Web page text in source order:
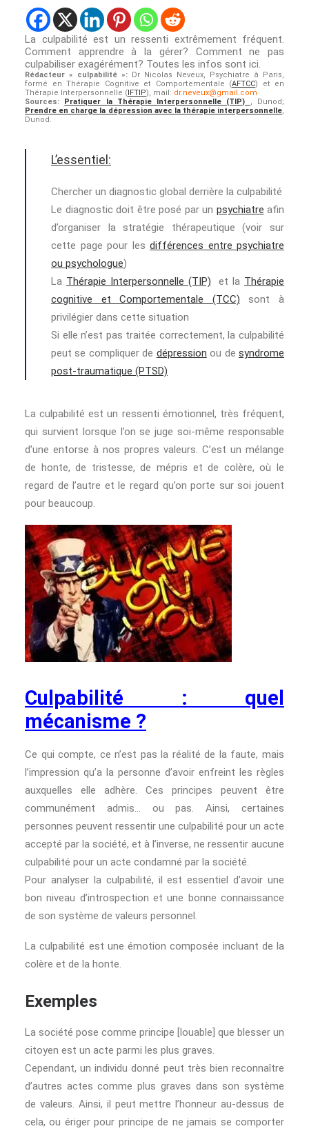
La culpabilité est un ressenti extrêmement fréquent.
Comment apprendre à la gérer? Comment ne pas
culpabiliser exagérément? Toutes les infos sont ici.
Rédacteur « culpabilité »: Dr Nicolas Neveux, Psychiatre à Paris,
formé en Thérapie Cognitive et Comportementale (AFTCC) et en
Thérapie Interpersonnelle (IFTIP), mail: dr.neveux@gmail.com
Sources:
Pratiquer la Thérapie Interpersonnelle (TIP) , Dunod;
Prendre en charge la dépression avec la thérapie interpersonnelle,
Dunod.
L’essentiel:
Chercher un diagnostic global derrière la culpabilité
Le diagnostic doit être posé par un psychiatre afin
d’organiser la stratégie thérapeutique (voir sur
cette page pour les différences entre psychiatre
ou psychologue)
La Thérapie Interpersonnelle (TIP) et la Thérapie
cognitive et Comportementale (TCC) sont à
privilégier dans cette situation
Si elle n’est pas traitée correctement, la culpabilité
peut se compliquer de dépression ou desyndrome
post-traumatique (PTSD)
La culpabilité est un ressenti émotionnel, très fréquent,
qui survient lorsque l’on se juge soi-même responsable
d’une entorse à nos propres valeurs. C’est un mélange
de honte, de tristesse, de mépris et de colère, où le
regard de l’autre et le regard qu’on porte sur soi jouent
pour beaucoup.
Culpabilité : quel
mécanisme ?
Ce qui compte, ce n’est pas la réalité de la faute, mais
l’impression qu’a la personne d’avoir enfreint les règles
auxquelles elle adhère. Ces principes peuvent être
communément admis… ou pas. Ainsi, certaines
personnes peuvent ressentir une culpabilité pour un acte
accepté par la société, et à l’inverse, ne ressentir aucune
culpabilité pour un acte condamné par la société.
Pour analyser la culpabilité, il est essentiel d’avoir une
bon niveau d’introspection et une bonne connaissance
de son système de valeurs personnel.
La culpabilité est une émotion composée incluant de la
colère et de la honte.
Exemples
La société pose comme principe [louable] que blesser un
citoyen est un acte parmi les plus graves.
Cependant, un individu donné peut très bien reconnaître
d’autres actes comme plus graves dans son système
de valeurs. Ainsi, il peut mettre l’honneur au-dessus de
cela, ou ériger pour principe de ne jamais se comporter